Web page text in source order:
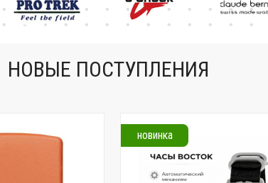
сертификат
НОВЫЕ ПОСТУПЛЕНИЯ
новинка